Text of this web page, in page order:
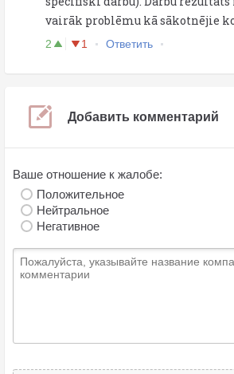
vairāk problēmu kā sākotnējie
2 1 Ответить
Добавить комментарий
Ваше отношение к жалобе:
Положительное
Нейтральное
Негативное